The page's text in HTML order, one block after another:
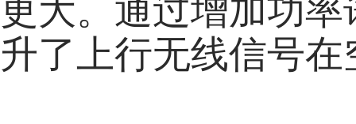
更大。通过增加功
升了上行无线信号